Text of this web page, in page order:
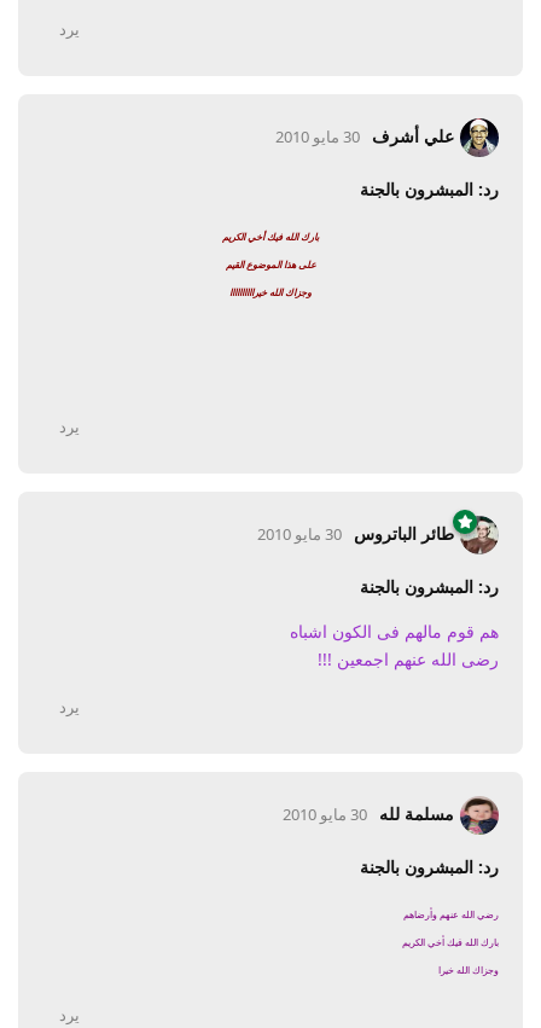
يرد
علي أشرف 30 مايو 2010
رد: المبشرون بالجنة
بارك الله فيك أخي الكريم
على هذا الموضوع القيم
وجزاك الله خيراااااااااا
يرد
طائر الباتروس 30 مايو 2010
رد: المبشرون بالجنة
هم قوم مالهم فى الكون اشباه
رضى الله عنهم اجمعين !!!
يرد
مسلمة لله 30 مايو 2010
رد: المبشرون بالجنة
رضي الله عنهم وأرضاهم
بارك الله فيك أخي الكريم
وجزاك الله خيرا
يرد